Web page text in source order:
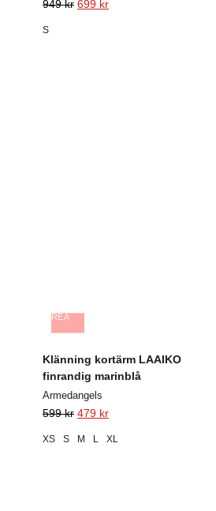
949kr 699 kr
S
REA
Klänning kortärm LAAIKO
finrandig marinblå
Armedangels
599kr 479 kr
XS S M L XL